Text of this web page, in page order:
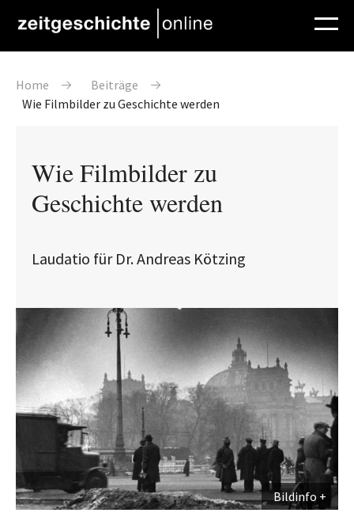
Pfadnavigation
Home
Beiträge
Wie Filmbilder zu Geschichte werden
Wie Filmbilder zu
Geschichte werden
Laudatio für Dr. Andreas Kötzing
Bildinfo